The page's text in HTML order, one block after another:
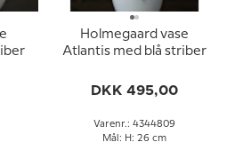
Holmegaard vase
Atlantis med blå striber
DKK 495,00
Varenr.: 4344809
Mål: H: 26 cm